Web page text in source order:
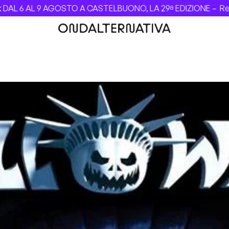
9 AGOSTO A CASTELBUONO, LA 29ª EDIZIONE –Revolver